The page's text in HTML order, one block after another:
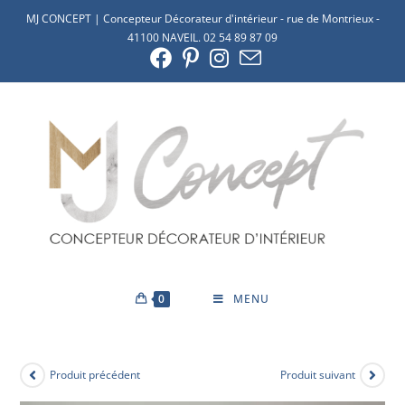
MJ CONCEPT | Concepteur Décorateur d'intérieur - rue de Montrieux -
41100 NAVEIL. 02 54 89 87 09
0 MENU
Produit précédent Produit suivant